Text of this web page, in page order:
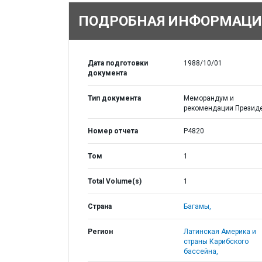
ПОДРОБНАЯ
Дата подготовки
документа
1988/10/01
Тип документа
Меморандум и
рекомендации
Номер отчета P4820
Том 1
Total Volume(s) 1
Страна Багамы,
Регион
Латинская Америка и
страны Карибского
бассейна,